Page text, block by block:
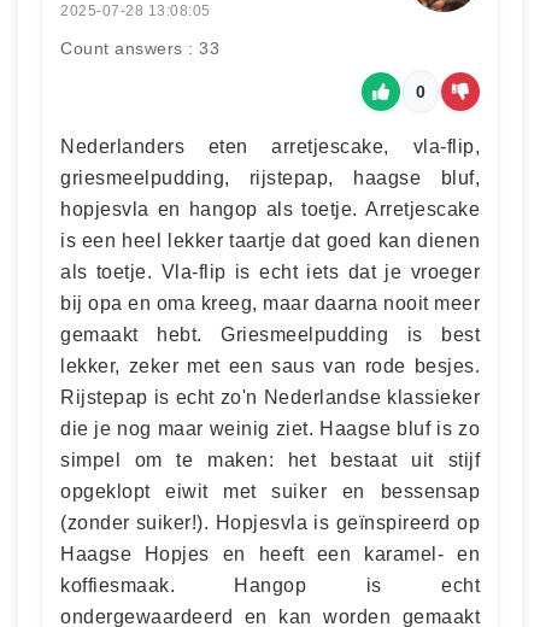
2025-07-28 13:08:05
Count answers : 33
0
Nederlanders eten arretjescake, vla-flip,
griesmeelpudding, rijstepap, haagse bluf,
hopjesvla en hangop als toetje. Arretjescake
is een heel lekker taartje dat goed kan dienen
als toetje. Vla-flip is echt iets dat je vroeger
bij opa en oma kreeg, maar daarna nooit meer
gemaakt hebt. Griesmeelpudding is best
lekker, zeker met een saus van rode besjes.
Rijstepap is echt zo'n Nederlandse klassieker
die je nog maar weinig ziet. Haagse bluf is zo
simpel om te maken: het bestaat uit stijf
opgeklopt eiwit met suiker en bessensap
(zonder suiker!). Hopjesvla is geïnspireerd op
Haagse Hopjes en heeft een karamel- en
koffiesmaak. Hangop is echt
ondergewaardeerd en kan worden gemaakt